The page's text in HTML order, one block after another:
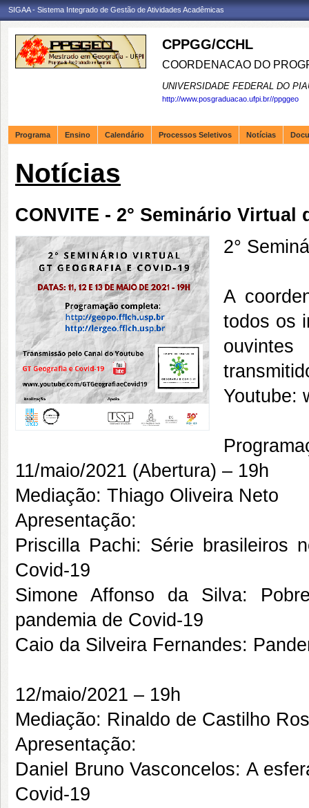
SIGAA - Sistema Integrado de Gestão de Atividades Acadêmicas
CPPGG/CCHL
COORDENACAO DO
UNIVERSIDADE FEDERAL DO
http://www.posgraduacao.ufpi.br//ppggeo
Programa Ensino Calendário Processos Seletivos Notícias
Notícias
CONVITE - 2° Seminário Virtual
2°
A
todos os
Youtube:
11/maio/2021 (Abertura) – 19h
Mediação: Thiago Oliveira Neto
Apresentação:
Priscilla Pachi: Série brasileiros
Covid-19
Simone Affonso da Silva:
pandemia de Covid-19
Caio da Silveira Fernandes:
12/maio/2021 – 19h
Mediação: Rinaldo de Castilho
Apresentação:
Daniel Bruno Vasconcelos: A
Covid-19